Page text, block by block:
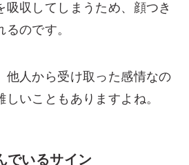
吸収してしまうため、顔つき
のです。
他人から受け取った感情なの
いこともありますよね。
でいるサイン